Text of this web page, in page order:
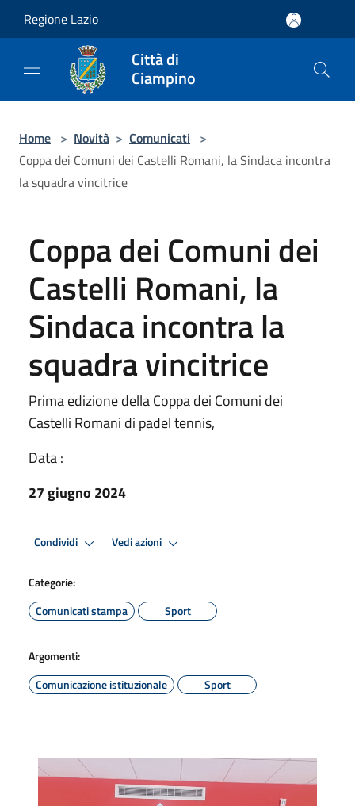
Regione Lazio
Città di
Ciampino
Home > Novità > Comunicati >
Coppa dei Comuni dei Castelli Romani, la Sindaca incontra
la squadra vincitrice
Coppa dei Comuni dei
Castelli Romani, la
Sindaca incontra la
squadra vincitrice
Prima edizione della Coppa dei Comuni dei
Castelli Romani di padel tennis,
Data :
27 giugno 2024
Condividi Vedi azioni
Categorie:
Comunicati stampa
Sport
Argomenti:
Comunicazione istituzionale
Sport